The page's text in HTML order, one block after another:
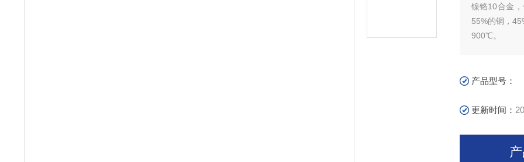
镍铬10合金
55%的铜，
900℃。
产品型号：
更新时间：